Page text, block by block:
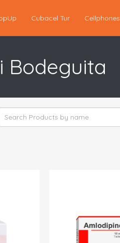
Cubacel Tur Cellphones
Bodeguita